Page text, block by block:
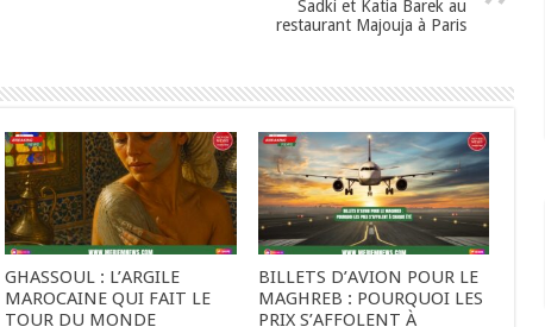
Sadki et Katia Barek au
restaurant Majouja à Paris
GHASSOUL : L’ARGILE
MAROCAINE QUI FAIT LE
TOUR DU MONDE
BILLETS D’AVION POUR LE
MAGHREB : POURQUOI LES
PRIX S’AFFOLENT À